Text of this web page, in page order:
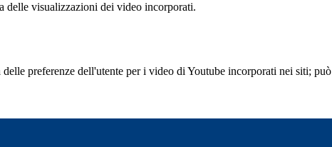
delle visualizzazioni dei video incorporati.
preferenze dell'utente per i video di Youtube incorporati nei siti;